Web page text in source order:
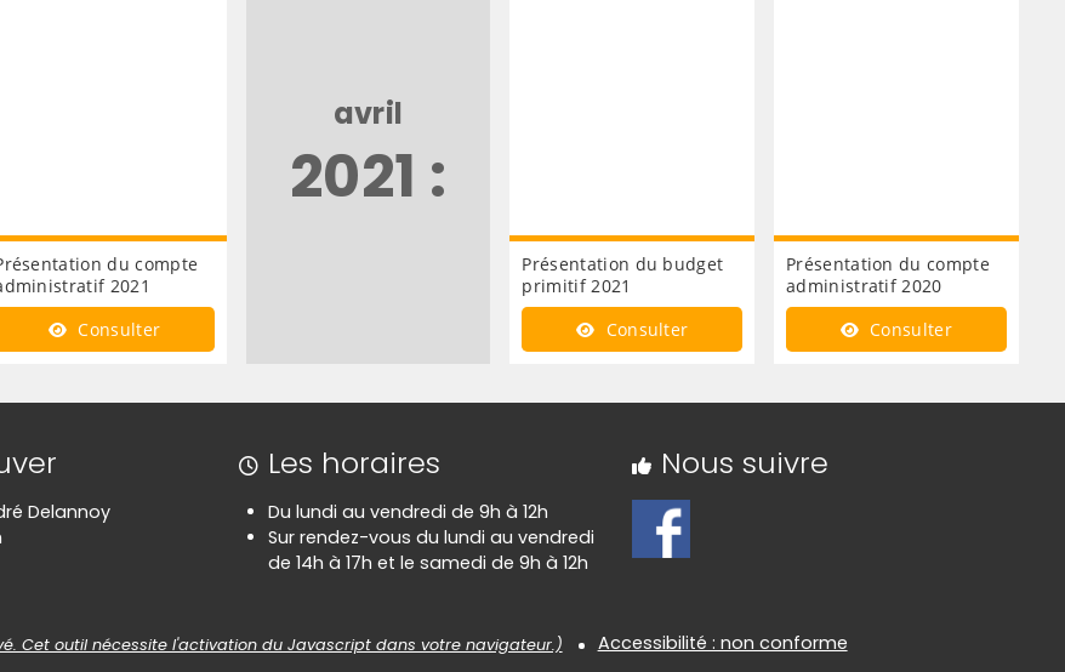
du compte
2021
Consulter
avril
2021 :
Présentation du budget
primitif 2021
Consulter
Présentation du compte
administratif 2020
Consulter
Delannoy
Les horaires
Du lundi au vendredi de 9h à 12h
Sur rendez-vous du lundi au vendredi
de 14h à 17h et le samedi de 9h à 12h
Nous suivre
Cet outil nécessite l'activation du Javascript dans votre navigateur.) Accessibilité : non conforme